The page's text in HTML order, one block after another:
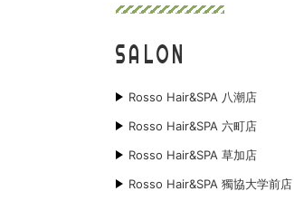
SALON
Rosso Hair&SPA 八潮店
Rosso Hair&SPA 六町店
Rosso Hair&SPA 草加店
Rosso Hair&SPA 獨協大学前店